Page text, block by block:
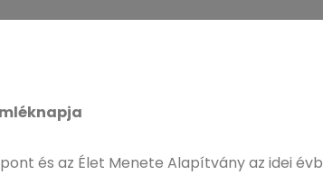
és az Élet Menete Alapítvány az idei